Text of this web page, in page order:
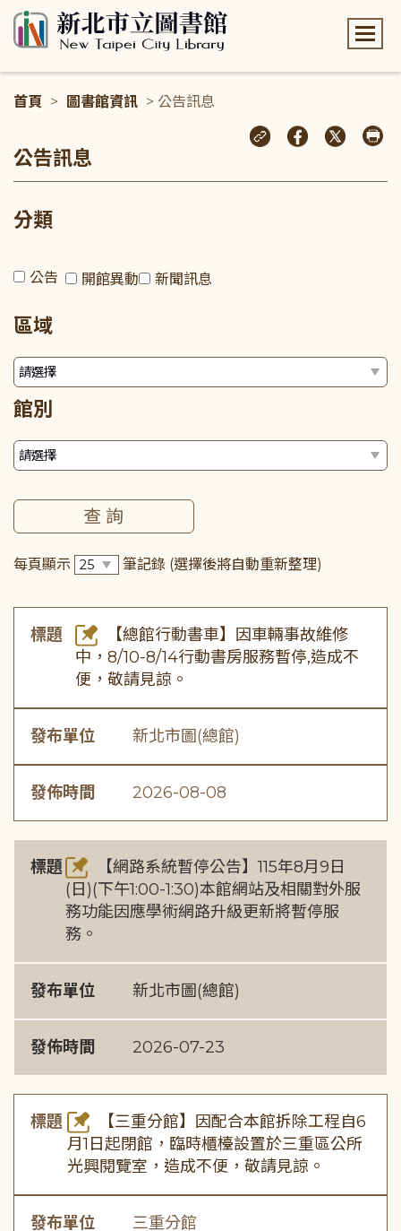
首頁 > 圖書館資訊 > 公告訊息
公告訊息
分類
公告 開館異動 新聞訊息
區域
館別
每頁顯示 筆記錄 (選擇後將自動重新整理)
標題
【總館行動書車】因車輛事故維修
中，8/10-8/14行動書房服務暫停,造成不
便，敬請見諒。
發布單位 新北市圖(總館)
發佈時間 2026-08-08
標題
【網路系統暫停公告】115年8月9日
(日)(下午1:00-1:30)本館網站及相關對外服
務功能因應學術網路升級更新將暫停服
務。
發布單位 新北市圖(總館)
發佈時間 2026-07-23
標題
【三重分館】因配合本館拆除工程自6
月1日起閉館，臨時櫃檯設置於三重區公所
光興閱覽室，造成不便，敬請見諒。
發布單位 三重分館